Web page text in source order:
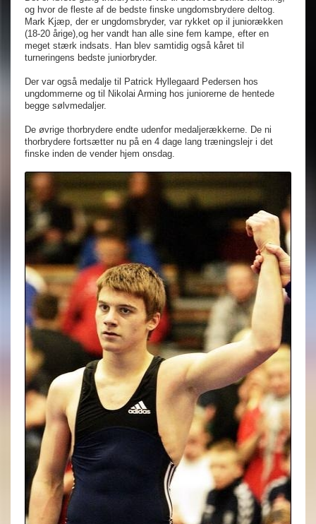
og hvor de fleste af de bedste finske ungdomsbrydere deltog.
Mark Kjæp, der er ungdomsbryder, var rykket op il juniorækken
(18-20 årige),og her vandt han alle sine fem kampe, efter en
meget stærk indsats. Han blev samtidig også kåret til
turneringens bedste juniorbryder.
Der var også medalje til Patrick Hyllegaard Pedersen hos
ungdommerne og til Nikolai Arming hos juniorerne de hentede
begge sølvmedaljer.
De øvrige thorbrydere endte udenfor medaljerækkerne. De ni
thorbrydere fortsætter nu på en 4 dage lang træningslejr i det
finske inden de vender hjem onsdag.